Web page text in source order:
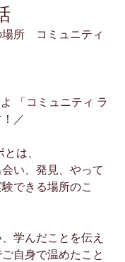
場所　コミュニティ
「コミュニティ ラ
／
は、
会い、発見、やって
できる場所のこ
学んだことを伝え
自身で温めたこと